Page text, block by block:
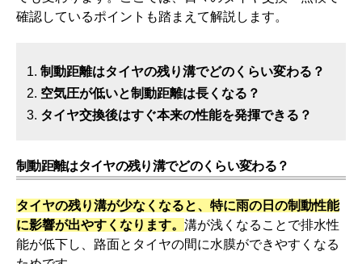
確認しているポイントも踏まえて解説します。
制動距離はタイヤの残り溝でどのくらい変わる？
空気圧が低いと制動距離は長くなる？
タイヤ交換後はすぐ本来の性能を発揮できる？
制動距離はタイヤの残り溝でどのくらい変わる？
タイヤの残り溝が少なくなると、特に雨の日の制動性能
に影響が出やすくなります。 溝が浅くなることで排水性
能が低下し、路面とタイヤの間に水膜ができやすくなる